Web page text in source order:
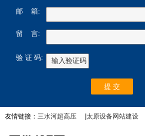
邮 箱:
留 言:
验 证 码:
友情链接： 三水河超高压 |太原设备网站建设